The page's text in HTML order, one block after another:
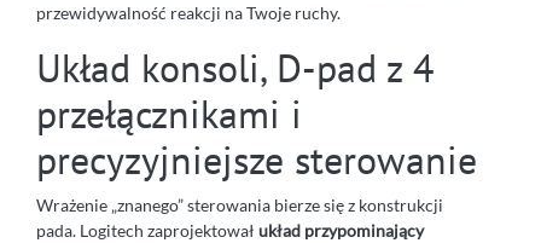
przewidywalność reakcji na Twoje ruchy.
Układ konsoli, D-pad z 4
przełącznikami i
precyzyjniejsze sterowanie
Wrażenie „znanego” sterowania bierze się z konstrukcji
pada. Logitech zaprojektował układ przypominający